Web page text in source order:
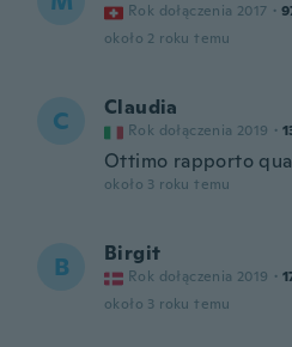
Rok dołączenia 2017 ·
około 2 roku temu
C Claudia
Rok dołączenia 2019 ·
Ottimo rapporto
około 3 roku temu
B Birgit
Rok dołączenia 2019 ·
około 3 roku temu